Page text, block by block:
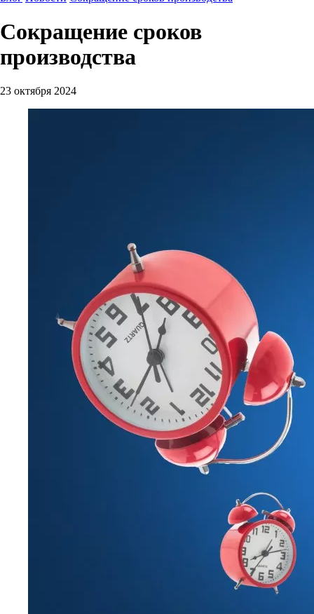
Сокращение сроков
производства
23 октября 2024